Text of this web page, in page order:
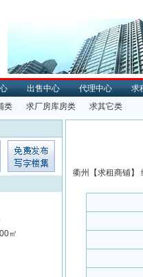
出售中心 代理中心
求
类 求厂房库房类 求其它类
衢州【求租商铺】
㎡